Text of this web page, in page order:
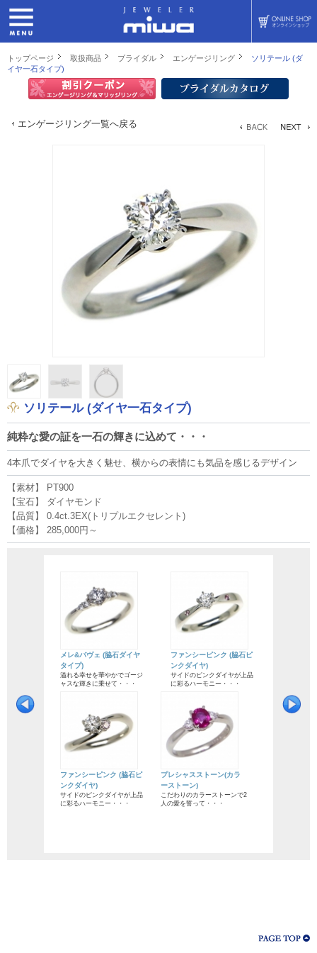
トップページ 取扱商品 ブライダル エンゲージリング
ソリテール (ダ
イヤ一石タイプ)
エンゲージリング一覧へ戻る
ソリテール (ダイヤ一石タイプ)
純粋な愛の証を一石の輝きに込めて・・・
4本爪でダイヤを大きく魅せ、横からの表情にも気品を感じるデザイン
【素材】 PT900
【宝石】 ダイヤモンド
【品質】 0.4ct.3EX(トリプルエクセレント)
【価格】 285,000円～
メレ&バヴェ (脇石ダイヤ
タイプ)
溢れる幸せを華やかでゴージ
ャスな輝きに乗せて・・・
ファンシーピンク (脇石ピ
ンクダイヤ)
サイドのピンクダイヤが上品
に彩るハーモニー・・・
ファンシーピンク (脇石ピ
ンクダイヤ)
サイドのピンクダイヤが上品
に彩るハーモニー・・・
プレシャスストーン(カラ
ーストーン)
こだわりのカラーストーンで2
人の愛を誓って・・・